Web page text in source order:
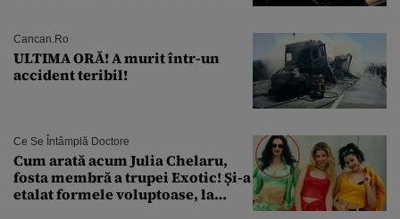
Cancan.ro
ULTIMA ORĂ! A murit într-un
accident teribil!
Ce Se Întâmplă Doctore
Cum arată acum Julia Chelaru,
fosta membră a trupei Exotic! Și-a
etalat formele voluptoase, la